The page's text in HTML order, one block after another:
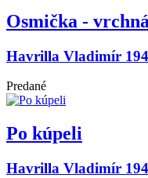
Osmička -
Havrilla Vladimír
Predané
Po kúpeli
Havrilla Vladimír